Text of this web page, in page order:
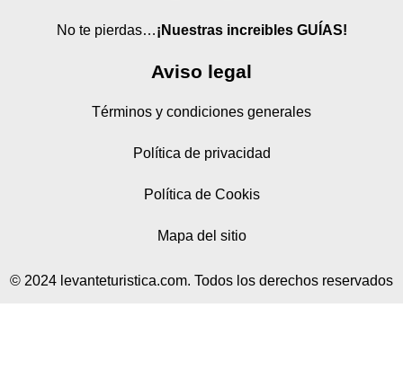
No te pierdas…¡Nuestras increibles GUÍAS!
Aviso legal
Términos y condiciones generales
Política de privacidad
Política de Cookis
Mapa del sitio
© 2024 levanteturistica.com. Todos los derechos reservados